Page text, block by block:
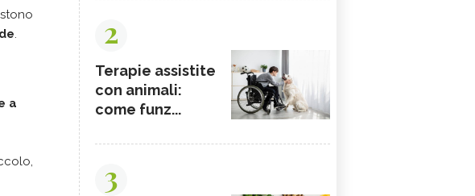
.
a
2
Terapie assistite
con animali:
come funz...
3